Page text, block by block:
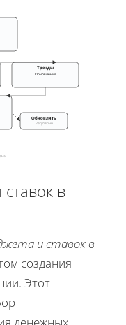
Тренды
Обновления
Обновлять
Регулярно
в
и ставок в
создания
Этот